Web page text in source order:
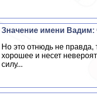
Значение имени Вадим:
Но это отнюдь не правда,
хорошее и несет
силу...